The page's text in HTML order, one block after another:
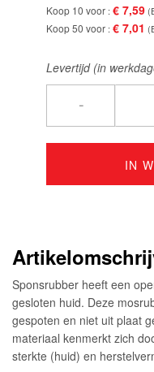
Koop 10 voor € 7,59
Koop 50 voor € 7,01
Levertijd (in
-
IN
Sponsrubber heeft een
gesloten huid. Deze
gespoten en niet uit plaat
materiaal kenmerkt zich
sterkte (huid) en